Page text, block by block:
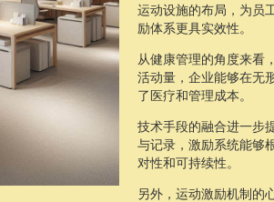
运动设施的布局，为员
励体系更具实效性。
从健康管理的角度来看
活动量，企业能够在无
了医疗和管理成本。
技术手段的融合进一步
与记录，激励系统能够
对性和可持续性。
另外，运动激励机制的